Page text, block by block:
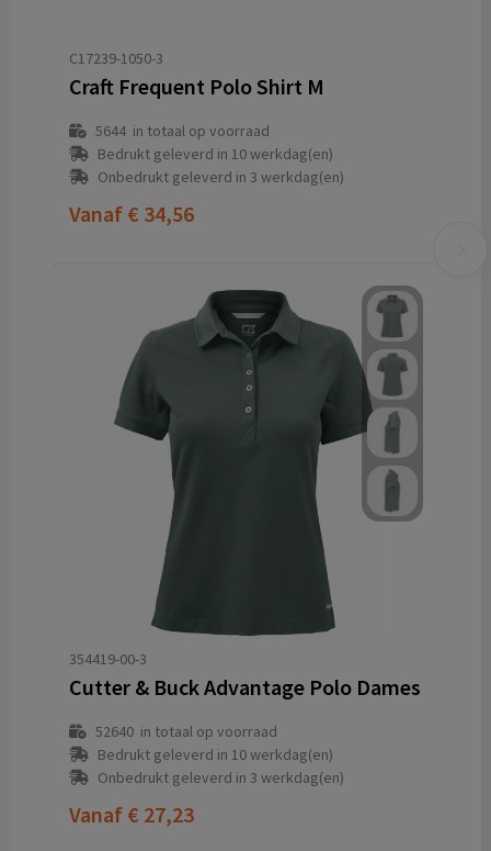
C17239-1050-3
Craft Frequent Polo Shirt M
5644in totaal op voorraad
Bedrukt geleverd in 10 werkdag(en)
Onbedrukt geleverd in 3 werkdag(en)
Vanaf € 34,56
354419-00-3
Cutter & Buck Advantage Polo Dames
52640in totaal op voorraad
Bedrukt geleverd in 10 werkdag(en)
Onbedrukt geleverd in 3 werkdag(en)
Vanaf € 27,23